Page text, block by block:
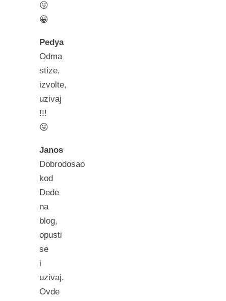
😛
😀
Pedya
Odma
stize,
izvolte,
uzivaj
!!!
😛
Janos
Dobrodosao
kod
Dede
na
blog,
opusti
se
i
uzivaj.
Ovde